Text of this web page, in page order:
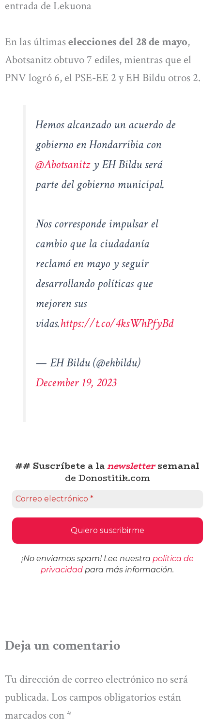
entrada de Lekuona
En las últimaselecciones del 28 de mayo,
Abotsanitz obtuvo 7 ediles, mientras que el
PNV logró 6, el PSE-EE 2 y EH Bildu otros 2.
Hemos alcanzado un acuerdo de
gobierno en Hondarribia con
@Abotsanitzy EH Bildu será
parte del gobierno municipal.
Nos corresponde impulsar el
cambio que la ciudadanía
reclamó en mayo y seguir
desarrollando políticas que
mejoren sus
vidas.https://t.co/4ksWhPfyBd
— EH Bildu (@ehbildu)
December 19, 2023
## Suscríbete a lanewslettersemanal
de Donostitik.com
¡No enviamos spam! Lee nuestra política de
privacidad para más información.
Deja un comentario
Tu dirección de correo electrónico no será
publicada. Los campos obligatorios están
marcados con *